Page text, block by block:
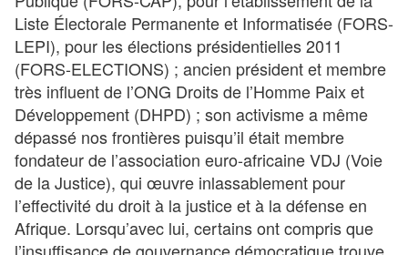
Liste Électorale Permanente et Informatisée (FORS-
LEPI), pour les élections présidentielles 2011
(FORS-ELECTIONS) ; ancien président et membre
très influent de l’ONG Droits de l’Homme Paix et
Développement (DHPD) ; son activisme a même
dépassé nos frontières puisqu’il était membre
fondateur de l’association euro-africaine VDJ (Voie
de la Justice), qui œuvre inlassablement pour
l’effectivité du droit à la justice et à la défense en
Afrique. Lorsqu’avec lui, certains ont compris que